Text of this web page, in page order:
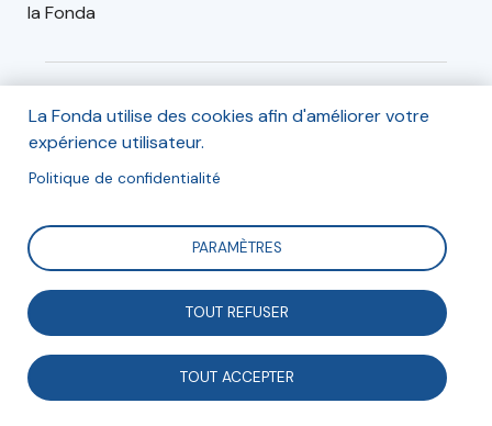
la Fonda
Informations
Séance en ligne de 18h30 à 20h30. Participation
gratuite inscription obligatoire.
Inscription
Inscription en ligne
La Fonda utilise des cookies afin d'améliorer votre
expérience utilisateur.
Politique de confidentialité
PARAMÈTRES
TOUT REFUSER
TOUT ACCEPTER